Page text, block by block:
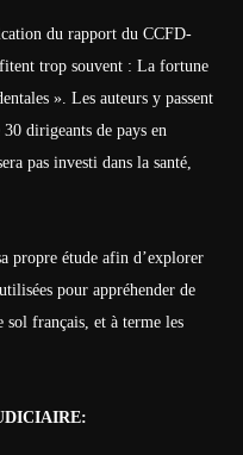
du rapport du CCFD-
trop souvent : La fortune
». Les auteurs y passent
dirigeants de pays en
pas investi dans la santé,
propre étude afin d’explorer
pour appréhender de
sol français, et à terme les